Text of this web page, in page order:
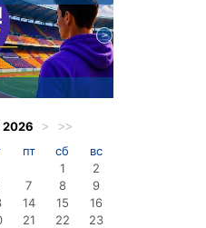
2026 > >>
пт сб
вс
1
2
7 8
9
14 15
16
21 22 23